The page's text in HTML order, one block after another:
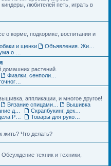
любителей петь, играть в
о корме, подкормке, воспитании и
и щенки
домашних растений.
аппликации, и многое другое!
Вышивка
Что делать?
техник и техники,